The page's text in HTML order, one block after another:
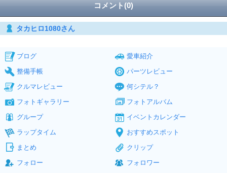
コメント(0)
タカヒロ1080さん
ブログ
愛車紹介
整備手帳
パーツレビュー
クルマレビュー
何シテル？
フォトギャラリー
フォトアルバム
グループ
イベントカレンダー
ラップタイム
おすすめスポット
まとめ
クリップ
フォロー
フォロワー